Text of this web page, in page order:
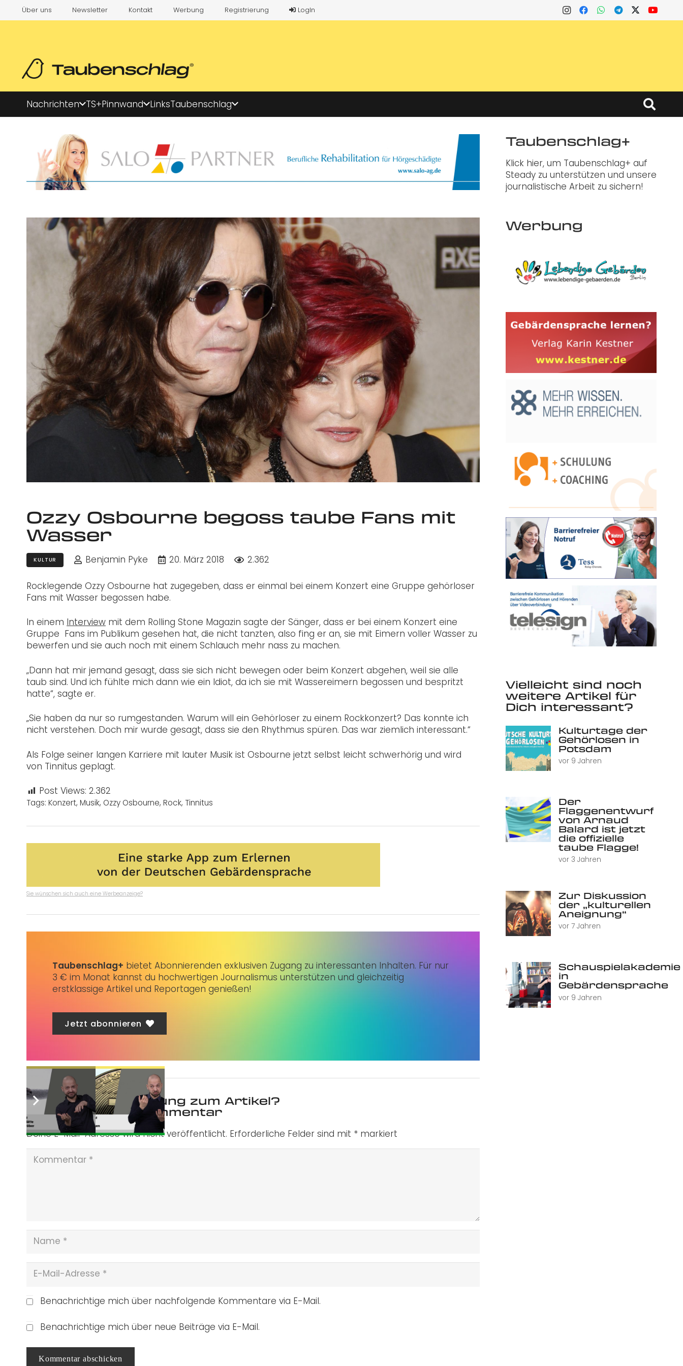
Über uns Newsletter Kontakt Werbung Registrierung LogIn
Nachrichten TS+Pinnwand LinksTaubenschlag
Ozzy Osbourne begoss taube Fans mit
Wasser
KULTUR Benjamin Pyke 20. März 2018 2.362
Rocklegende Ozzy Osbourne hat zugegeben, dass er einmal bei einem Konzert eine Gruppe gehörloser
Fans mit Wasser begossen habe.
In einem Interview mit dem Rolling Stone Magazin sagte der Sänger, dass er bei einem Konzert eine
Gruppe Fans im Publikum gesehen hat, die nicht tanzten, also fing er an, sie mit Eimern voller Wasser zu
bewerfen und sie auch noch mit einem Schlauch mehr nass zu machen.
„Dann hat mir jemand gesagt, dass sie sich nicht bewegen oder beim Konzert abgehen, weil sie alle
taub sind. Und ich fühlte mich dann wie ein Idiot, da ich sie mit Wassereimern begossen und bespritzt
hatte“, sagte er.
„Sie haben da nur so rumgestanden. Warum will ein Gehörloser zu einem Rockkonzert? Das konnte ich
nicht verstehen. Doch mir wurde gesagt, dass sie den Rhythmus spüren. Das war ziemlich interessant.“
Als Folge seiner langen Karriere mit lauter Musik ist Osbourne jetzt selbst leicht schwerhörig und wird
von Tinnitus geplagt.
Post Views: 2.362
Tags: Konzert, Musik, Ozzy Osbourne, Rock, Tinnitus
Sie wünschen sich auch eine Werbeanzeige?
Taubenschlag+ bietet Abonnierenden exklusiven Zugang zu interessanten Inhalten. Für nur
3 € im Monat kannst du hochwertigen Journalismus unterstützen und gleichzeitig
erstklassige Artikel und Reportagen genießen!
Jetzt abonnieren
Was ist deine Meinung zum Artikel?
Schreibe einen Kommentar
Deine E-Mail-Adresse wird nicht veröffentlicht. Erforderliche Felder sind mit * markiert
Benachrichtige mich über nachfolgende Kommentare via E-Mail.
Benachrichtige mich über neue Beiträge via E-Mail.
Kommentar abschicken
Taubenschlag+
Klick hier, um Taubenschlag+ auf
Steady zu unterstützen und unsere
journalistische Arbeit zu sichern!
Werbung
Vielleicht sind noch
weitere Artikel für
Dich interessant?
Kulturtage der
Gehörlosen in
Potsdam
vor 9 Jahren
Der
Flaggenentwurf
von Arnaud
Balard ist jetzt
die offizielle
taube Flagge!
vor 3 Jahren
Zur Diskussion
der „kulturellen
Aneignung“
vor 7 Jahren
Schauspielakademie
in
Gebärdensprache
vor 9 Jahren